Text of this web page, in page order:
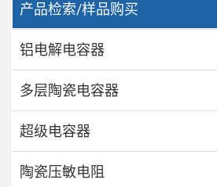
产品检索/样品购买
铝电解电容器
多层陶瓷电容器
超级电容器
陶瓷压敏电阻